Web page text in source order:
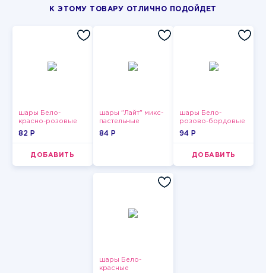
К ЭТОМУ ТОВАРУ ОТЛИЧНО ПОДОЙДЕТ
шары Бело-
красно-розовые
пастельные
82 P
ДОБАВИТЬ
шары "Лайт" микс-
пастельные
84 P
шары Бело-
розово-бордовые
металлик
94 P
ДОБАВИТЬ
шары Бело-
красные